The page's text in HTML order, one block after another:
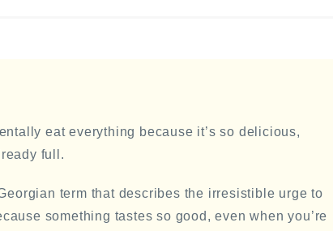
eat everything because it’s so delicious,
full.
term that describes the irresistible urge to
something tastes so good, even when you’re